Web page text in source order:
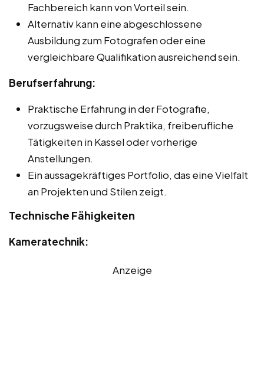
Fachbereich kann von Vorteil sein.
Alternativ kann eine abgeschlossene
Ausbildung zum Fotografen oder eine
vergleichbare Qualifikation ausreichend sein.
Berufserfahrung:
Praktische Erfahrung in der Fotografie,
vorzugsweise durch Praktika, freiberufliche
Tätigkeiten in Kassel oder vorherige
Anstellungen.
Ein aussagekräftiges Portfolio, das eine Vielfalt
an Projekten und Stilen zeigt.
Technische Fähigkeiten
Kameratechnik:
Anzeige